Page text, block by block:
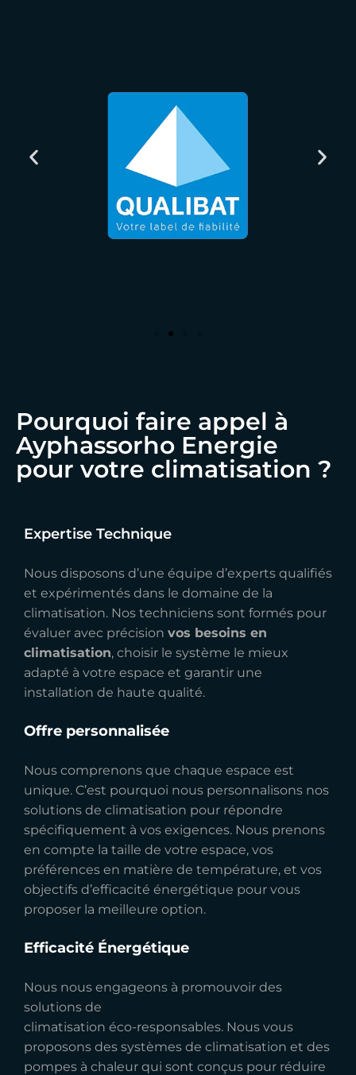
Pourquoi faire appel à
Ayphassorho Energie
pour votre climatisation ?
Expertise Technique
Nous disposons d’une équipe d’experts qualifiés
et expérimentés dans le domaine de la
climatisation. Nos techniciens sont formés pour
évaluer avec précision vos besoins en
climatisation, choisir le système le mieux
adapté à votre espace et garantir une
installation de haute qualité.
Offre personnalisée
Nous comprenons que chaque espace est
unique. C’est pourquoi nous personnalisons nos
solutions de climatisation pour répondre
spécifiquement à vos exigences. Nous prenons
en compte la taille de votre espace, vos
préférences en matière de température, et vos
objectifs d’efficacité énergétique pour vous
proposer la meilleure option.
Efficacité Énergétique
Nous nous engageons à promouvoir des
solutions de
climatisation éco-responsables. Nous vous
proposons des systèmes de climatisation et des
pompes à chaleur qui sont conçus pour réduire